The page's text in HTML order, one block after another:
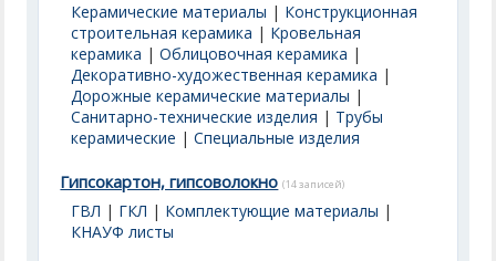
Керамические материалы | Конструкционная
строительная керамика | Кровельная
керамика |Облицовочная керамика |
Декоративно-художественная керамика |
Дорожные керамические материалы |
Санитарно-технические изделия | Трубы
керамические |Специальные изделия
Гипсокартон, гипсоволокно (14 записей)
ГВЛ | ГКЛ | Комплектующие материалы |
КНАУФ листы